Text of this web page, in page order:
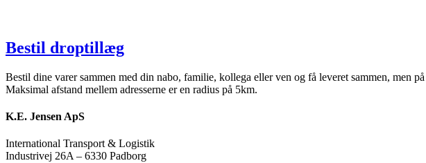
Bestil droptillæg
Bestil dine varer sammen med din nabo, familie, kollega eller ven og få leveret sammen, men på
Maksimal afstand mellem adresserne er en radius på 5km.
K.E. Jensen ApS
International Transport & Logistik
Industrivej 26A – 6330 Padborg